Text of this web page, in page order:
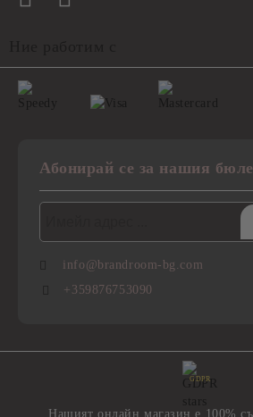
Абонирай се за нашия
info@brandroom-bg.com
+359876753090
GDPR
Нашият онлайн магазин е 100%